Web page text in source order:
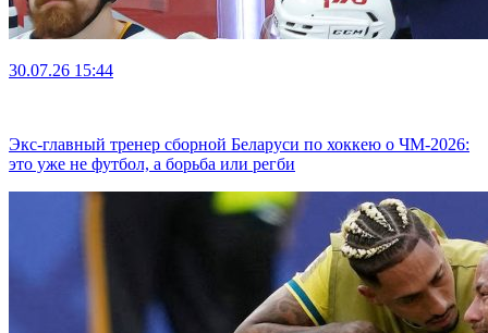
30.07.26 15:44
Экс-главный тренер сборной Беларуси по хоккею о ЧМ-2026:
это уже не футбол, а борьба или регби